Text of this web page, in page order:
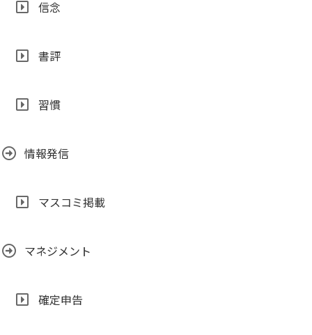
信念
書評
習慣
情報発信
マスコミ掲載
マネジメント
確定申告